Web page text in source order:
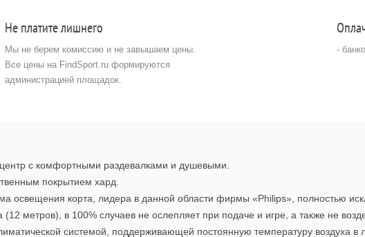
Не платите лишнего
Мы не берем комиссию и не завышаем цены.
Все цены на FindSport.ru формируются
администрацией площадок.
-
с комфортными раздевалками и душевыми.
покрытием хард.
освещения корта, лидера в данной области фирмы «Philips», полностью
(12 метров), в 100% случаев не ослепляет при подаче и игре, а также не
системой, поддерживающей постоянную температуру воздуха